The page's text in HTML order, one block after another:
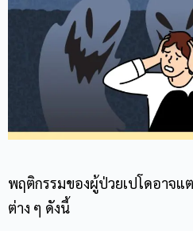
พฤติกรรมของผู้ป่วยเปโดอาจแ
ต่าง ๆ ดังนี้